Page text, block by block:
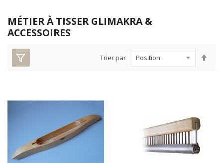
MÉTIER À TISSER GLIMAKRA &
ACCESSOIRES
Trier par